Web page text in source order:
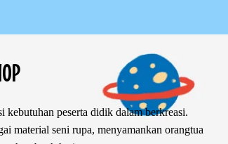
peserta didik dalam berkreasi.
material seni rupa, menyamankan orangtua